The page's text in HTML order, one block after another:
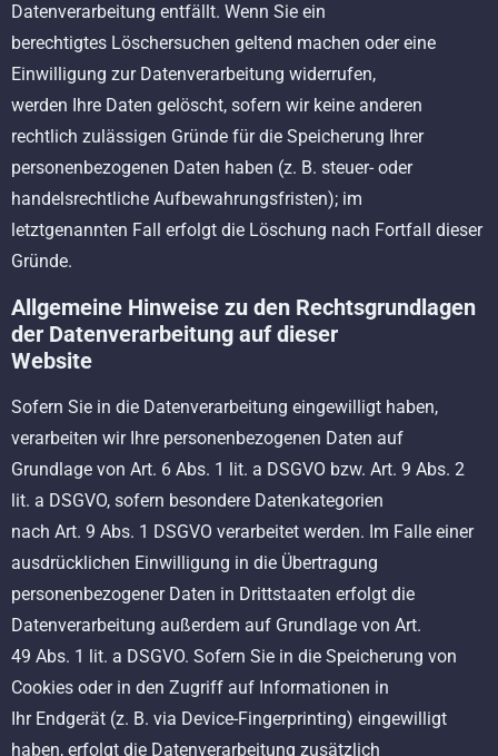
Datenverarbeitung entfällt. Wenn Sie ein
berechtigtes Löschersuchen geltend machen oder eine
Einwilligung zur Datenverarbeitung widerrufen,
werden Ihre Daten gelöscht, sofern wir keine anderen
rechtlich zulässigen Gründe für die Speicherung Ihrer
personenbezogenen Daten haben (z. B. steuer- oder
handelsrechtliche Aufbewahrungsfristen); im
letztgenannten Fall erfolgt die Löschung nach Fortfall dieser
Gründe.
Allgemeine Hinweise zu den Rechtsgrundlagen
der Datenverarbeitung auf dieser
Website
Sofern Sie in die Datenverarbeitung eingewilligt haben,
verarbeiten wir Ihre personenbezogenen Daten auf
Grundlage von Art. 6 Abs. 1 lit. a DSGVO bzw. Art. 9 Abs. 2
lit. a DSGVO, sofern besondere Datenkategorien
nach Art. 9 Abs. 1 DSGVO verarbeitet werden. Im Falle einer
ausdrücklichen Einwilligung in die Übertragung
personenbezogener Daten in Drittstaaten erfolgt die
Datenverarbeitung außerdem auf Grundlage von Art.
49 Abs. 1 lit. a DSGVO. Sofern Sie in die Speicherung von
Cookies oder in den Zugriff auf Informationen in
Ihr Endgerät (z. B. via Device-Fingerprinting) eingewilligt
haben, erfolgt die Datenverarbeitung zusätzlich